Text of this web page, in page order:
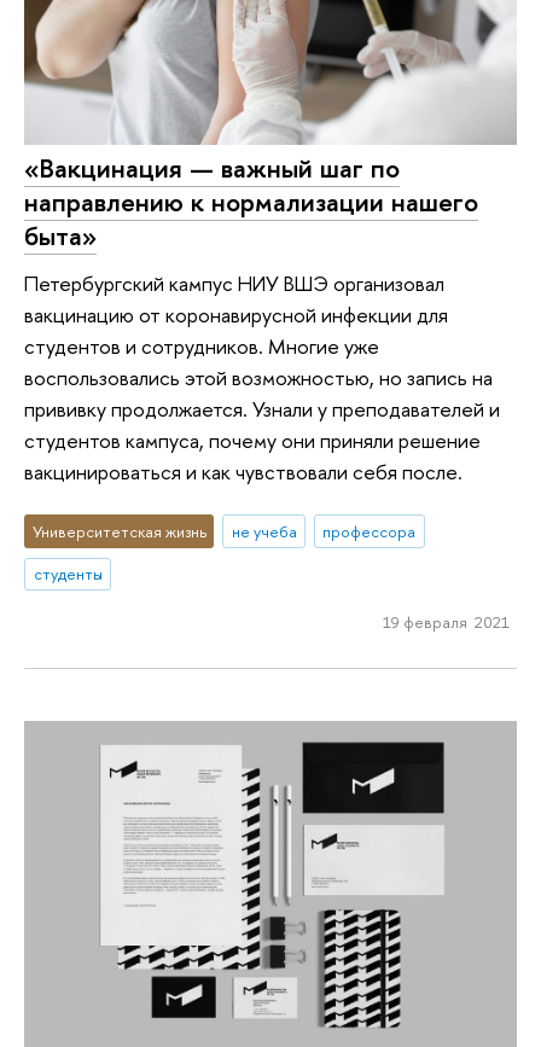
«Вакцинация — важный шаг по
направлению к нормализации нашего
быта»
Петербургский кампус НИУ ВШЭ организовал
вакцинацию от коронавирусной инфекции для
студентов и сотрудников. Многие уже
воспользовались этой возможностью, но запись на
прививку продолжается. Узнали у преподавателей и
студентов кампуса, почему они приняли решение
вакцинироваться и как чувствовали себя после.
Университетская жизнь не учеба
профессора
студенты
19 февраля 2021